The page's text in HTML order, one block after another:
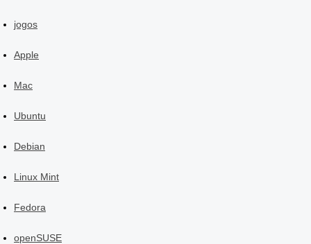
jogos
Apple
Mac
Ubuntu
Debian
Linux Mint
Fedora
openSUSE